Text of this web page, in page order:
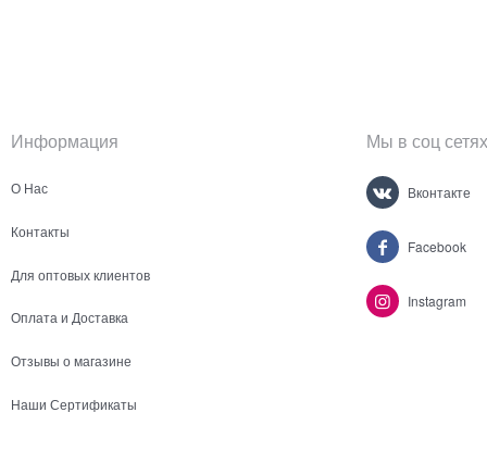
Информация
О Нас
Контакты
Для оптовых клиентов
Оплата и Доставка
Отзывы о магазине
Наши Сертификаты
Мы в соц сетях
Вконтакте
Facebook
Instagram